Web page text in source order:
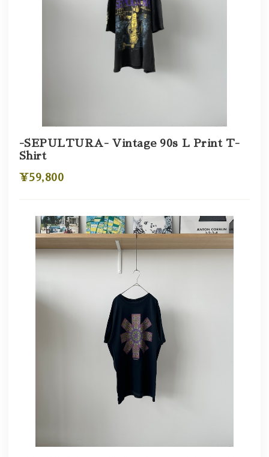
-SEPULTURA- Vintage 90s L Print T-
Shirt
¥59,800